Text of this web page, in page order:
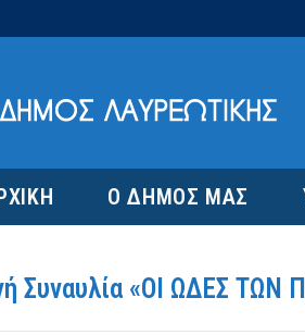
Ο ΔΗΜΟΣ ΜΑΣ
Συναυλία «ΟΙ ΩΔΕΣ